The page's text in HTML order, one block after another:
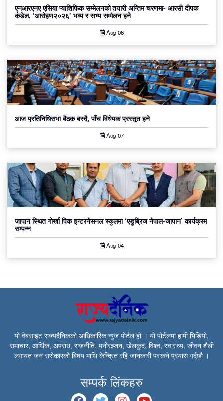
एनआरएनए एसिया प्याशिफिक सम्मेलनको तयारी अन्तिम चरणमा- आरसी दीपक
कंडेल, ‘आरोहण२०२६’ भव्य र सभ्य सम्मेलन हुने
Aug-06
आज प्रतिनिधिसभा बैठक बस्दै, पाँच विधेयक प्रस्तुत हुने
Aug-07
जापान स्थित गोर्खा पिक इन्टरनेसनल स्कुलमा ‘एडुब्रिज नेपाल-जापान’ कार्यक्रम
सम्पन्न
Aug-04
यो वेबसाइट राज्यदैनिकको आधिकारिक न्युज पोर्टल हो । यो पोर्टलमा हामी भिडियो,
समाचार, आर्थिक, अपराध, राजनीति, मनोरञ्जन, खेलकुद, विश्व, स्वास्थ्य, जीवन शैली
लगायत जन सरोकारको बिषय माथि केन्द्रित रहि जानकारी पस्कने प्रयास गर्दछौ ।
सम्पर्क लिंकहरु